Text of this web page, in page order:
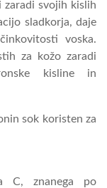
zaradi svojih kislih
sladkorja, daje
voska.
za kožo zaradi
kisline in
sok koristen za
C, znanega po